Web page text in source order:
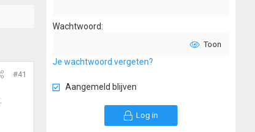
#41
Wachtwoord
Toon
Je wachtwoord vergeten?
Aangemeld blijven
Log in